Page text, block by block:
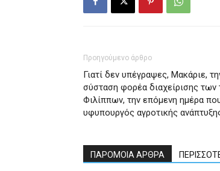
Προηγούμενο άρθρο
Γιατί δεν υπέγραψες, Μακάριε,
σύσταση φορέα διαχείρισης των
Φιλίππων, την επόμενη ημέρα
υφυπουργός αγροτικής
ΠΑΡΟΜΟΙΑ ΑΡΘΡΑ